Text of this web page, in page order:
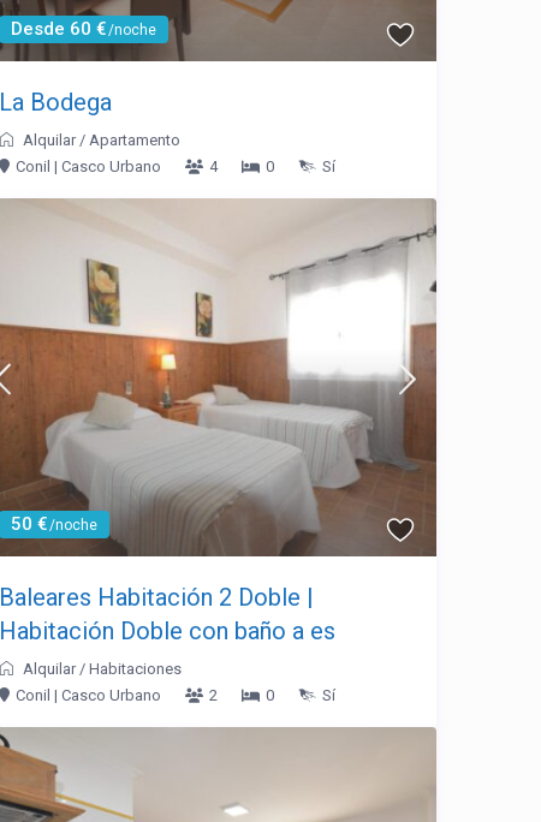
Desde 60 €/noche
La Bodega
Alquilar/ Apartamento
Conil | Casco Urbano
4 0 Sí
50 €/noche
Baleares Habitación 2 Doble |
Habitación Doble con baño a es
Alquilar/ Habitaciones
Conil | Casco Urbano
2 0 Sí